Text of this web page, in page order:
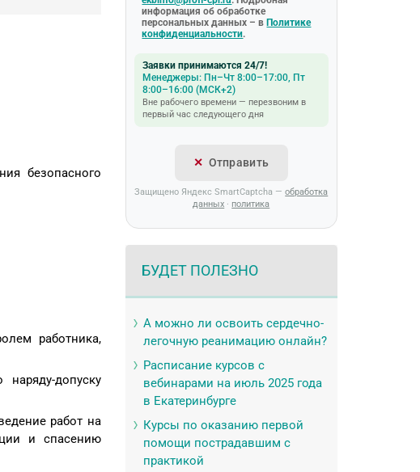
безопасного
работника,
допуску
работ на
и спасению
информация об обработке
персональных данных – в Политике
конфиденциальности.
Заявки принимаются 24/7!
Менеджеры: Пн–Чт 8:00–17:00, Пт
8:00–16:00 (МСК+2)
Вне рабочего времени — перезвоним в
первый час следующего дня
Отправить
Защищено Яндекс SmartCaptcha —обработка
данных · политика
БУДЕТ ПОЛЕЗНО
А можно ли освоить сердечно-
легочную реанимацию онлайн?
Расписание курсов с
вебинарами на июль 2025 года
в Екатеринбурге
Курсы по оказанию первой
помощи пострадавшим с
практикой